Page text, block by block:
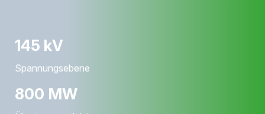
innerstädtischen Schaltanlage.